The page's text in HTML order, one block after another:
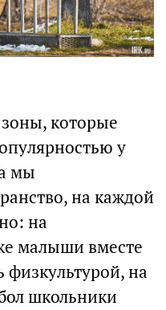
которые
у
мы
на каждой
на
малыши вместе
физкультурой, на
школьники